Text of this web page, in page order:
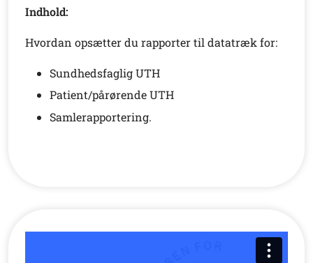
Indhold:
Hvordan opsætter du rapporter til datatræk for:
Sundhedsfaglig UTH
Patient/pårørende UTH
Samlerapportering.